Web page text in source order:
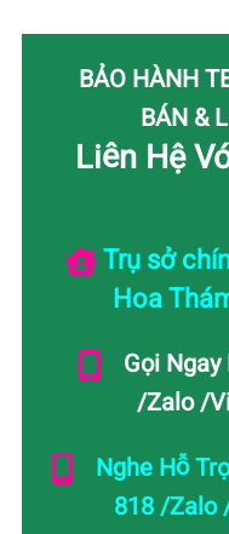
BẢO HÀNH
BÁN &
Liên Hệ
Trụ sở
Hoa
Gọi
/Zalo /
Nghe Hỗ
818 /Zalo